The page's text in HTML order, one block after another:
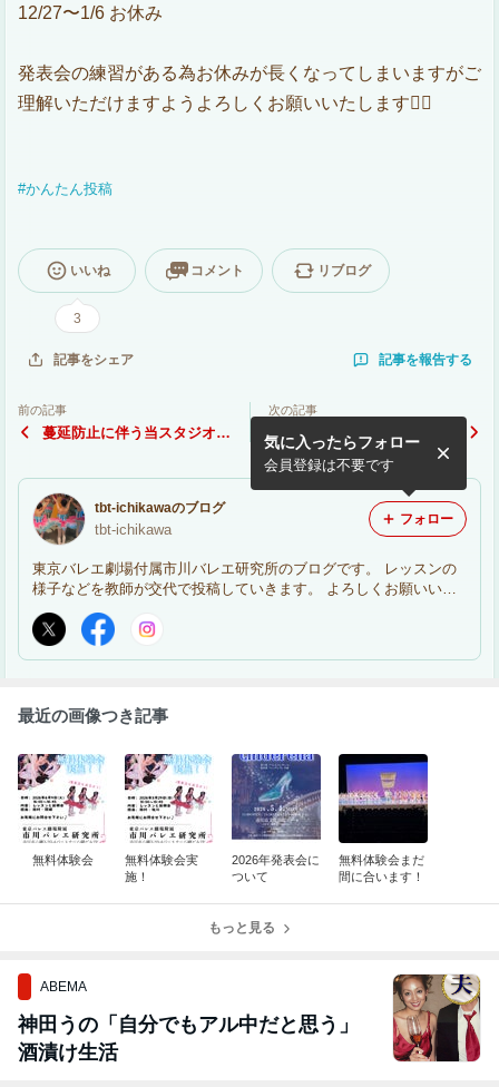
12/27〜1/6 お休み
発表会の練習がある為お休みが長くなってしまいますがご
理解いただけますようよろしくお願いいたします🙇‍♂️
#かんたん投稿
いいね
3
コメント リブログ
記事をシェア 記事を報告する
前の記事
蔓延防止に伴う当スタジオの
次の記事
祝日のレッスンについて
tbt-ichikawaのブログ
tbt-ichikawa
東京バレエ劇場付属市川バレエ研究所のブログです。 レッスンの
様子などを教師が交代で投稿していきます。 よろしくお願いいた
します！
気に入ったらフォロー
会員登録は不要です
フォロー
最近の画像つき記事
無料体験会
無料体験会実
施！
2026年発表会に
ついて
無料体験会まだ
間に合います！
もっと見る
ABEMA
神田うの「自分でもアル中だと思う」
酒漬け生活